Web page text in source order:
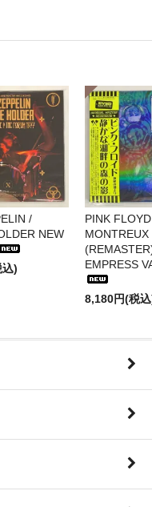
/
NEW
)
PINK
EMPRESS
8,180円(税